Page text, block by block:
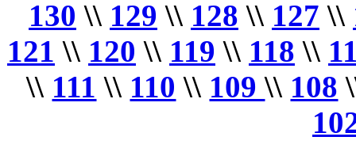
130 \\ 129 \\ 128 \\ 127 \\
121 \\ 120 \\ 119 \\ 118 \\
\\ 111 \\ 110 \\ 109\\ 108